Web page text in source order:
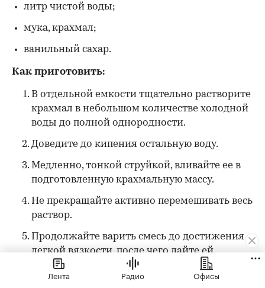
литр чистой воды;
мука, крахмал;
ванильный сахар.
Как приготовить:
В отдельной емкости тщательно растворите
крахмал в небольшом количестве холодной
воды до полной однородности.
Доведите до кипения остальную воду.
Медленно, тонкой струйкой, вливайте ее в
подготовленную крахмальную массу.
Не прекращайте активно перемешивать весь
раствор.
Продолжайте варить смесь до достижения
легкой вязкости, после чего дайте ей
полностью остыть.
Лента Радио Офисы